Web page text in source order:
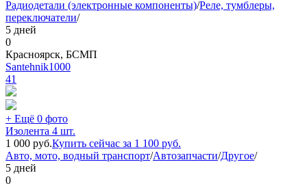
Радиодетали (электронные компоненты)/Реле, тумблеры,
переключатели/
5 дней
0
Красноярск, БСМП
Santehnik1000
41
+ Ещё 0 фото
Изолента 4 шт.
1 000 руб.Купить сейчас за 1 100 руб.
Авто, мото, водный транспорт/Автозапчасти/Другое/
5 дней
0